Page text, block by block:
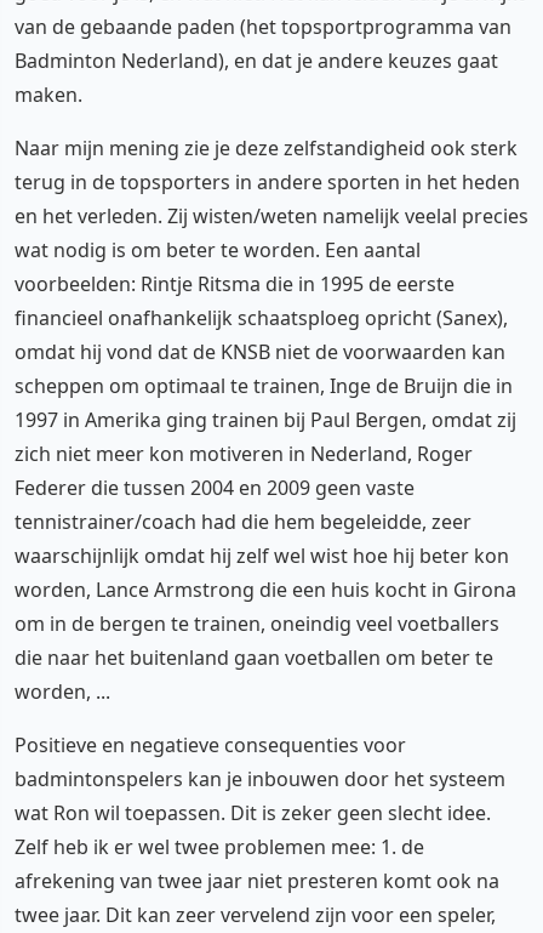
van de gebaande paden (het topsportprogramma van
Badminton Nederland), en dat je andere keuzes gaat
maken.
Naar mijn mening zie je deze zelfstandigheid ook sterk
terug in de topsporters in andere sporten in het heden
en het verleden. Zij wisten/weten namelijk veelal precies
wat nodig is om beter te worden. Een aantal
voorbeelden: Rintje Ritsma die in 1995 de eerste
financieel onafhankelijk schaatsploeg opricht (Sanex),
omdat hij vond dat de KNSB niet de voorwaarden kan
scheppen om optimaal te trainen, Inge de Bruijn die in
1997 in Amerika ging trainen bij Paul Bergen, omdat zij
zich niet meer kon motiveren in Nederland, Roger
Federer die tussen 2004 en 2009 geen vaste
tennistrainer/coach had die hem begeleidde, zeer
waarschijnlijk omdat hij zelf wel wist hoe hij beter kon
worden, Lance Armstrong die een huis kocht in Girona
om in de bergen te trainen, oneindig veel voetballers
die naar het buitenland gaan voetballen om beter te
worden, ...
Positieve en negatieve consequenties voor
badmintonspelers kan je inbouwen door het systeem
wat Ron wil toepassen. Dit is zeker geen slecht idee.
Zelf heb ik er wel twee problemen mee: 1. de
afrekening van twee jaar niet presteren komt ook na
twee jaar. Dit kan zeer vervelend zijn voor een speler,